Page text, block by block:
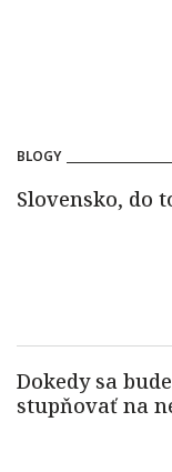
BLOGY